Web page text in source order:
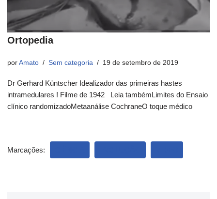
Ortopedia
por Amato Sem categoria 19 de setembro de 2019
Dr Gerhard Küntscher Idealizador das primeiras hastes
intramedulares ! Filme de 1942 Leia tambémLimites do Ensaio
clínico randomizadoMetaanálise CochraneO toque médico
Marcações: